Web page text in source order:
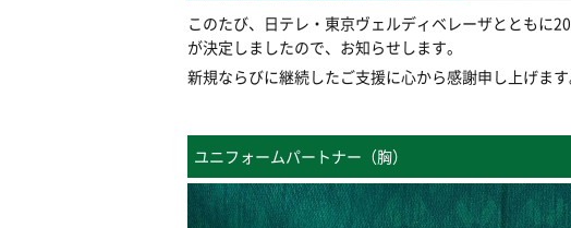
このたび、日テレ・東京ヴェルディベレーザとともに
が決定しましたので、お知らせします。
新規ならびに継続したご支援に心から感謝申し上げます
ユニフォームパートナー（胸）